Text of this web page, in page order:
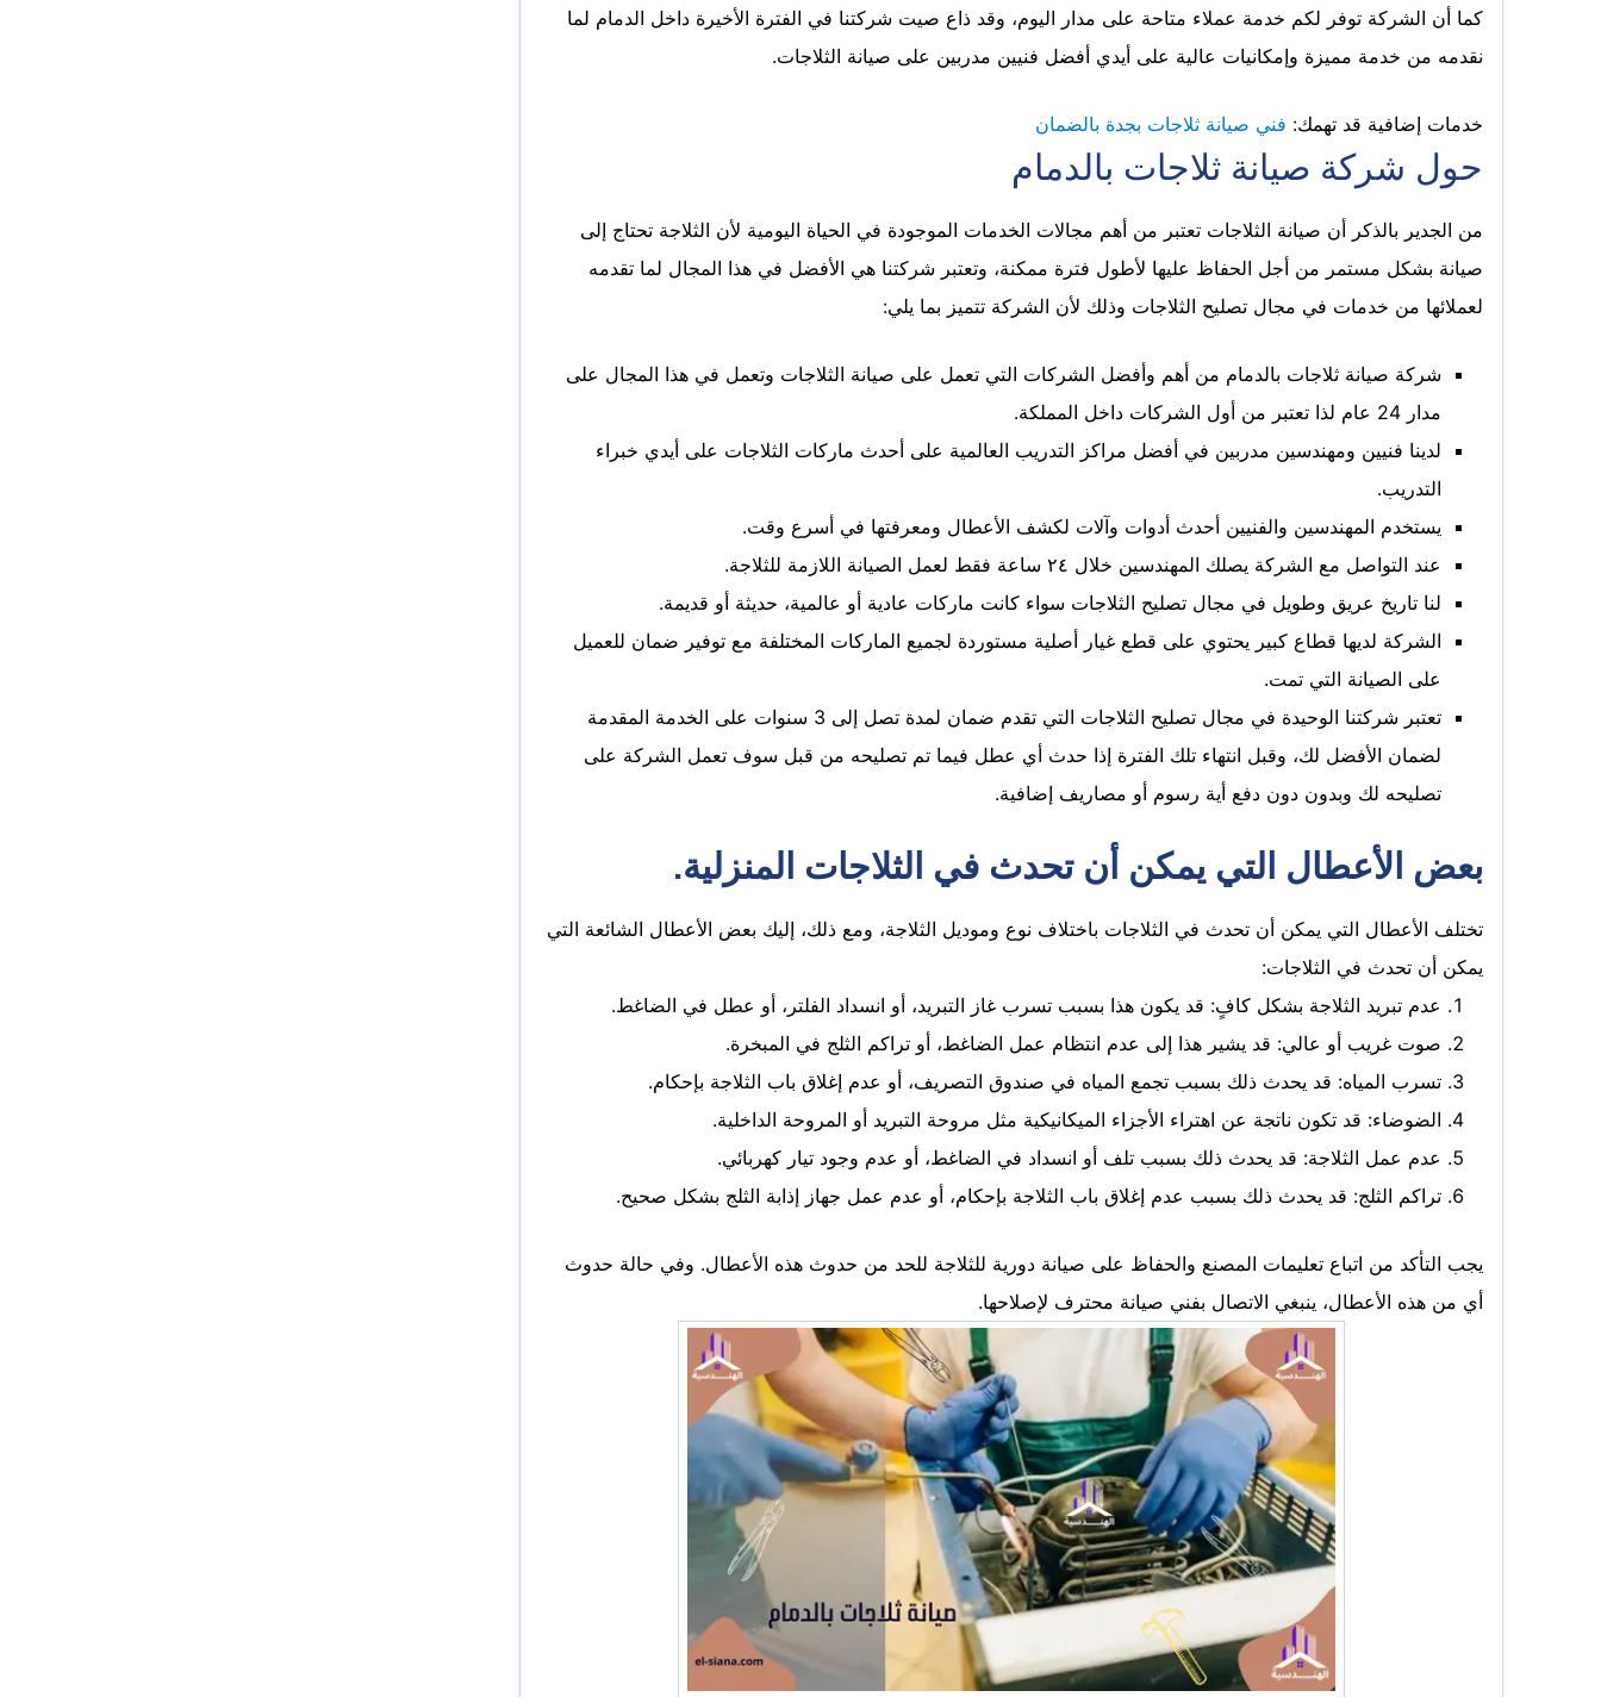
كما أن الشركة توفر لكم خدمة عملاء متاحة على مدار اليوم، وقد ذاع صيت شركتنا في الفترة الأخيرة داخل الدمام لما
نقدمه من خدمة مميزة وإمكانيات عالية على أيدي أفضل فنيين مدربين على صيانة الثلاجات.
خدمات إضافية قد تهمك: فني صيانة ثلاجات بجدة بالضمان
حول شركة صيانة ثلاجات بالدمام
من الجدير بالذكر أن صيانة الثلاجات تعتبر من أهم مجالات الخدمات الموجودة في الحياة اليومية لأن الثلاجة تحتاج إلى
صيانة بشكل مستمر من أجل الحفاظ عليها لأطول فترة ممكنة، وتعتبر شركتنا هي الأفضل في هذا المجال لما تقدمه
لعملائها من خدمات في مجال تصليح الثلاجات وذلك لأن الشركة تتميز بما يلي:
شركة صيانة ثلاجات بالدمام من أهم وأفضل الشركات التي تعمل على صيانة الثلاجات وتعمل في هذا المجال على
مدار 24 عام لذا تعتبر من أول الشركات داخل المملكة.
لدينا فنيين ومهندسين مدربين في أفضل مراكز التدريب العالمية على أحدث ماركات الثلاجات على أيدي خبراء
التدريب.
يستخدم المهندسين والفنيين أحدث أدوات وآلات لكشف الأعطال ومعرفتها في أسرع وقت.
عند التواصل مع الشركة يصلك المهندسين خلال ٢٤ ساعة فقط لعمل الصيانة اللازمة للثلاجة.
لنا تاريخ عريق وطويل في مجال تصليح الثلاجات سواء كانت ماركات عادية أو عالمية، حديثة أو قديمة.
الشركة لديها قطاع كبير يحتوي على قطع غيار أصلية مستوردة لجميع الماركات المختلفة مع توفير ضمان للعميل
على الصيانة التي تمت.
تعتبر شركتنا الوحيدة في مجال تصليح الثلاجات التي تقدم ضمان لمدة تصل إلى 3 سنوات على الخدمة المقدمة
لضمان الأفضل لك، وقبل انتهاء تلك الفترة إذا حدث أي عطل فيما تم تصليحه من قبل سوف تعمل الشركة على
تصليحه لك وبدون دون دفع أية رسوم أو مصاريف إضافية.
بعض الأعطال التي يمكن أن تحدث في الثلاجات المنزلية.
تختلف الأعطال التي يمكن أن تحدث في الثلاجات باختلاف نوع وموديل الثلاجة، ومع ذلك، إليك بعض الأعطال الشائعة التي
يمكن أن تحدث في الثلاجات:
عدم تبريد الثلاجة بشكل كافٍ: قد يكون هذا بسبب تسرب غاز التبريد، أو انسداد الفلتر، أو عطل في الضاغط.
صوت غريب أو عالي: قد يشير هذا إلى عدم انتظام عمل الضاغط، أو تراكم الثلج في المبخرة.
تسرب المياه: قد يحدث ذلك بسبب تجمع المياه في صندوق التصريف، أو عدم إغلاق باب الثلاجة بإحكام.
الضوضاء: قد تكون ناتجة عن اهتراء الأجزاء الميكانيكية مثل مروحة التبريد أو المروحة الداخلية.
عدم عمل الثلاجة: قد يحدث ذلك بسبب تلف أو انسداد في الضاغط، أو عدم وجود تيار كهربائي.
تراكم الثلج: قد يحدث ذلك بسبب عدم إغلاق باب الثلاجة بإحكام، أو عدم عمل جهاز إذابة الثلج بشكل صحيح.
يجب التأكد من اتباع تعليمات المصنع والحفاظ على صيانة دورية للثلاجة للحد من حدوث هذه الأعطال. وفي حالة حدوث
أي من هذه الأعطال، ينبغي الاتصال بفني صيانة محترف لإصلاحها.